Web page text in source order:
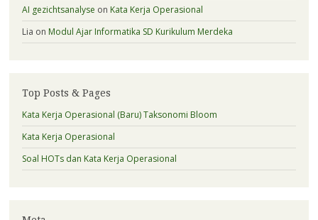
AI gezichtsanalyse on Kata Kerja Operasional
Lia on Modul Ajar Informatika SD Kurikulum Merdeka
Top Posts & Pages
Kata Kerja Operasional (Baru) Taksonomi Bloom
Kata Kerja Operasional
Soal HOTs dan Kata Kerja Operasional